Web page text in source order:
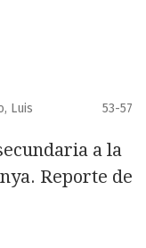
Luis
53-57
a la
Reporte de